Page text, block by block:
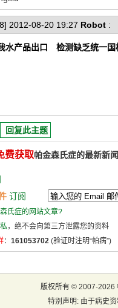
2012-08-20 19:27 Robot :
水产品出口 检测缺乏统一国
回复此主题
费获取帕金森氏症的最新新
订阅
氏症的网站文章?
，绝不会向第三方泄露您的资料
： 161053702 (验证时注明“帕病”)
版权所有 © 2007-2026
特别声明: 由于病史